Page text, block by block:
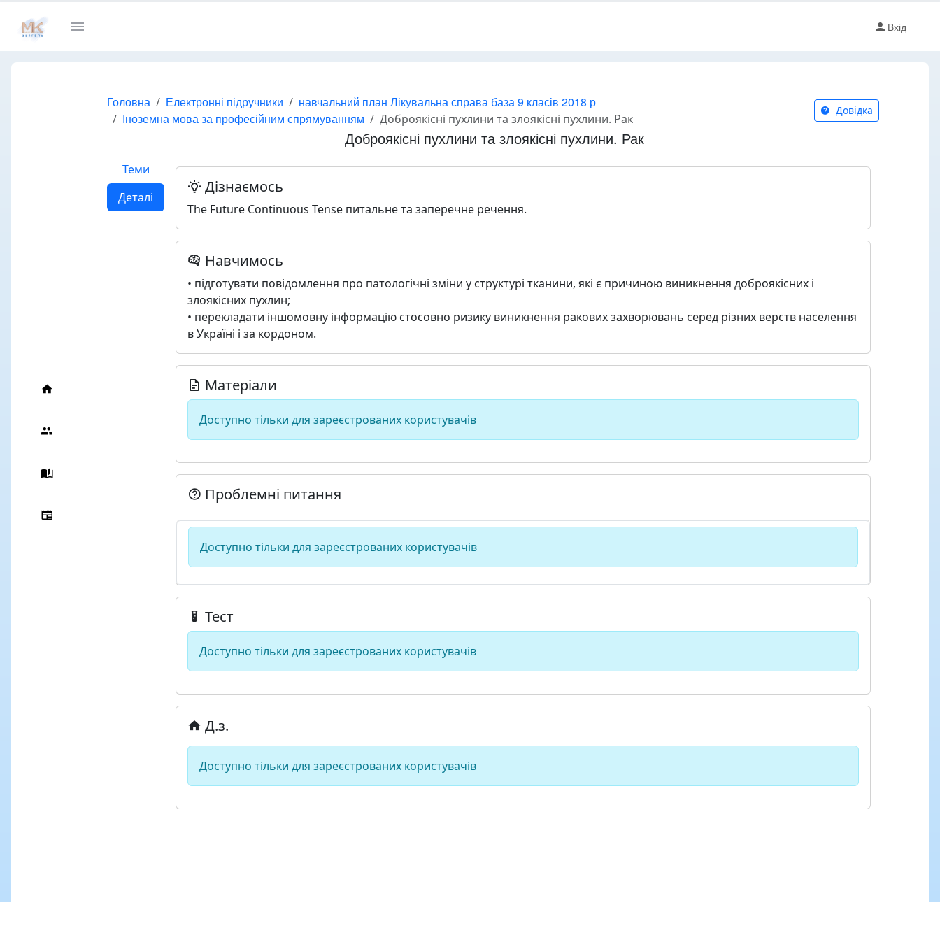
Вхід
Головна Електронні підручники
навчальний план Лікувальна справа база 9 класів 2018 р
Іноземна мова за професійним спрямуванням
Доброякісні пухлини та злоякісні пухлини. Рак
Довідка
Доброякісні пухлини та злоякісні пухлини. Рак
Теми
Деталі
Дізнаємось
The Future Continuous Tense питальне та заперечне речення.
Навчимось
• підготувати повідомлення про патологічні зміни у структурі тканини, які є причиною виникнення доброякісних і
злоякісних пухлин;
• перекладати іншомовну інформацію стосовно ризику виникнення ракових захворювань серед різних верств населення
в Україні і за кордоном.
Матеріали
Доступно тільки для зареєстрованих користувачів
Проблемні питання
Доступно тільки для зареєстрованих користувачів
Тест
Доступно тільки для зареєстрованих користувачів
Д.з.
Доступно тільки для зареєстрованих користувачів